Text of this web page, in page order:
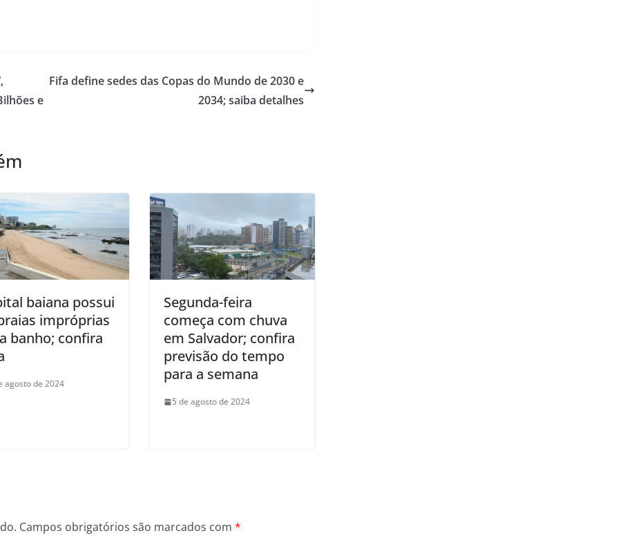
e
Fifa define sedes das Copas do Mundo de 2030 e
2034; saiba detalhes
baiana possui
impróprias
banho; confira
agosto de 2024
Segunda-feira
começa com chuva
em Salvador; confira
previsão do tempo
para a semana
5 de agosto de 2024
Campos obrigatórios são marcados com *